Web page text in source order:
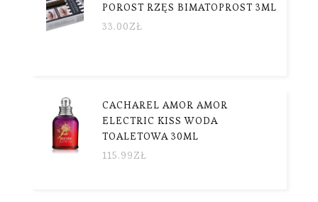
POROST RZĘS BIMATOPROST 3ML
33.00ZŁ
CACHAREL AMOR AMOR
ELECTRIC KISS WODA
TOALETOWA 30ML
115.99ZŁ